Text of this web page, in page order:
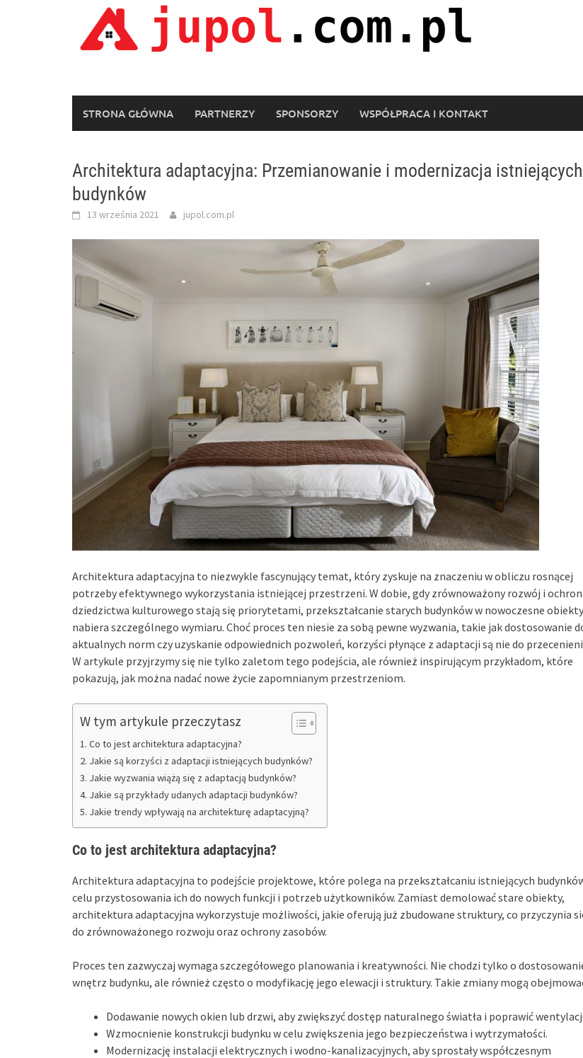
STRONA GŁÓWNA PARTNERZY SPONSORZY WSPÓŁPRACA I KONTAKT
Architektura adaptacyjna: Przemianowanie i modernizacja istniejących
budynków
13 września 2021 jupol.com.pl
Architektura adaptacyjna to niezwykle fascynujący temat, który zyskuje na znaczeniu w obliczu rosnącej
potrzeby efektywnego wykorzystania istniejącej przestrzeni. W dobie, gdy zrównoważony rozwój i
dziedzictwa kulturowego stają się priorytetami, przekształcanie starych budynków w nowoczesne obiekty
nabiera szczególnego wymiaru. Choć proces ten niesie za sobą pewne wyzwania, takie jak dostosowanie
aktualnych norm czy uzyskanie odpowiednich pozwoleń, korzyści płynące z adaptacji są nie do
W artykule przyjrzymy się nie tylko zaletom tego podejścia, ale również inspirującym przykładom, które
pokazują, jak można nadać nowe życie zapomnianym przestrzeniom.
W tym artykule przeczytasz
Co to jest architektura adaptacyjna?
Jakie są korzyści z adaptacji istniejących budynków?
Jakie wyzwania wiążą się z adaptacją budynków?
Jakie są przykłady udanych adaptacji budynków?
Jakie trendy wpływają na architekturę adaptacyjną?
Co to jest architektura adaptacyjna?
Architektura adaptacyjna to podejście projektowe, które polega na przekształcaniu istniejących
celu przystosowania ich do nowych funkcji i potrzeb użytkowników. Zamiast demolować stare obiekty,
architektura adaptacyjna wykorzystuje możliwości, jakie oferują już zbudowane struktury, co przyczynia
do zrównoważonego rozwoju oraz ochrony zasobów.
Proces ten zazwyczaj wymaga szczegółowego planowania i kreatywności. Nie chodzi tylko o
wnętrz budynku, ale również często o modyfikację jego elewacji i struktury. Takie zmiany mogą
Dodawanie nowych okien lub drzwi, aby zwiększyć dostęp naturalnego światła i poprawić
Wzmocnienie konstrukcji budynku w celu zwiększenia jego bezpieczeństwa i wytrzymałości.
Modernizację instalacji elektrycznych i wodno-kanalizacyjnych, aby sprostały współczesnym